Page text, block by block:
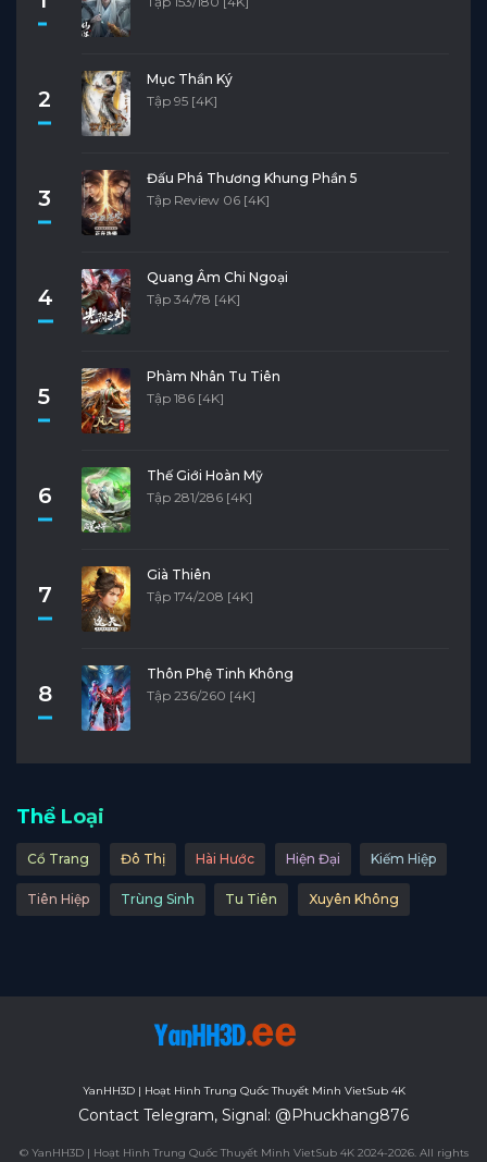
2
Mục Thần Ký
Tập 95 [4K]
3
Đấu Phá Thương Khung Phần 5
Tập Review 06 [4K]
4
Quang Âm Chi Ngoại
Tập 34/78 [4K]
5
Phàm Nhân Tu Tiên
Tập 186 [4K]
6
Thế Giới Hoàn Mỹ
Tập 281/286 [4K]
7
Già Thiên
Tập 174/208 [4K]
8
Thôn Phệ Tinh Không
Tập 236/260 [4K]
Thể Loại
Cổ Trang Đô Thị Hài Hước Hiện Đại Kiếm Hiệp
Tiên Hiệp Trùng Sinh Tu Tiên Xuyên Không
YanHH3D | Hoạt Hình Trung Quốc Thuyết Minh VietSub 4K
Contact Telegram, Signal: @Phuckhang876
© YanHH3D | Hoạt Hình Trung Quốc Thuyết Minh VietSub 4K 2024-2026. All rights